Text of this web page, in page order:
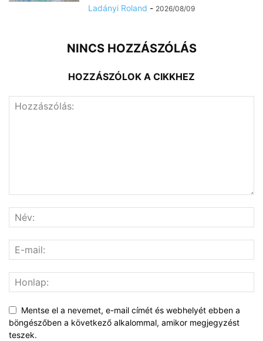
Ladányi Roland - 2026/08/09
NINCS HOZZÁSZÓLÁS
HOZZÁSZÓLOK A CIKKHEZ
Mentse el a nevemet, e-mail címét és webhelyét ebben a
böngészőben a következő alkalommal, amikor megjegyzést
teszek.